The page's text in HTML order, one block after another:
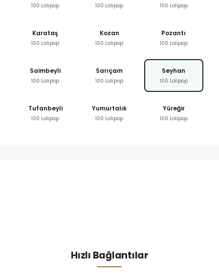
100 Lolipop 100 Lolipop 100 Lolipop
Karataş
100 Lolipop
Kozan
100 Lolipop
Pozantı
100 Lolipop
Saimbeyli
100 Lolipop
Sarıçam
100 Lolipop
Seyhan
100 Lolipop
Tufanbeyli
100 Lolipop
Yumurtalık
100 Lolipop
Yüreğir
100 Lolipop
Hızlı Bağlantılar